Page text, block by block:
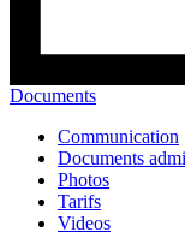
Documents
Communication
Documents
Photos
Tarifs
Videos